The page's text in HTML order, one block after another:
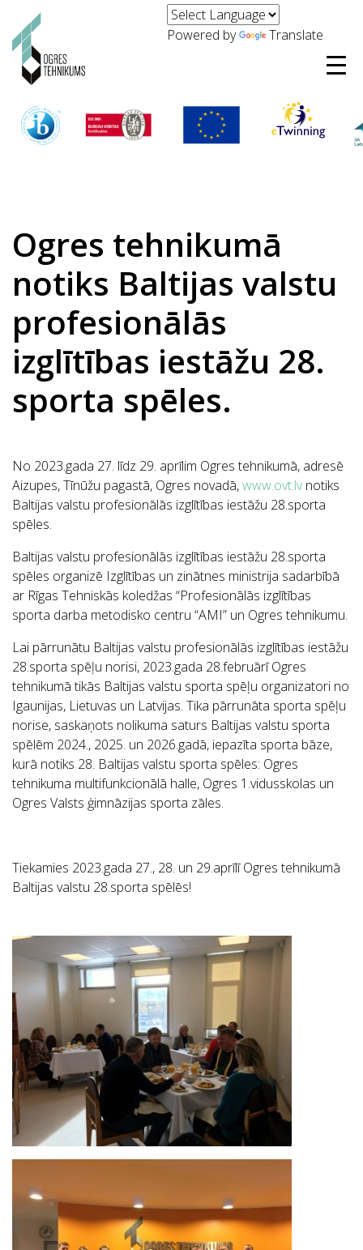
Powered by Translate
Ogres tehnikumā
notiks Baltijas valstu
profesionālās
izglītības iestāžu 28.
sporta spēles.
No 2023.gada 27. līdz 29. aprīlim Ogres tehnikumā, adresē
Aizupes, Tīnūžu pagastā, Ogres novadā,www.ovt.lvnotiks
Baltijas valstu profesionālās izglītības iestāžu 28.sporta
spēles.
Baltijas valstu profesionālās izglītības iestāžu 28.sporta
spēles organizē Izglītības un zinātnes ministrija sadarbībā
ar Rīgas Tehniskās koledžas “Profesionālās izglītības
sporta darba metodisko centru “AMI” un Ogres tehnikumu.
Lai pārrunātu Baltijas valstu profesionālās izglītības iestāžu
28.sporta spēļu norisi, 2023.gada 28.februārī Ogres
tehnikumā tikās Baltijas valstu sporta spēļu organizatori no
Igaunijas, Lietuvas un Latvijas. Tika pārrunāta sporta spēļu
norise, saskaņots nolikuma saturs Baltijas valstu sporta
spēlēm 2024., 2025. un 2026.gadā, iepazīta sporta bāze,
kurā notiks 28. Baltijas valstu sporta spēles: Ogres
tehnikuma multifunkcionālā halle, Ogres 1.vidusskolas un
Ogres Valsts ģimnāzijas sporta zāles.
Tiekamies 2023.gada 27., 28. un 29.aprīlī Ogres tehnikumā
Baltijas valstu 28.sporta spēlēs!